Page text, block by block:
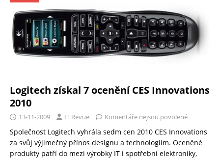
Logitech získal 7 ocenění CES Innovations
2010
13-11-2009 IT Revue Komentáře nejsou povolené
Společnost Logitech vyhrála sedm cen 2010 CES Innovations
za svůj výjimečný přínos designu a technologiím. Oceněné
produkty patří do mezi výrobky IT i spotřební elektroniky,